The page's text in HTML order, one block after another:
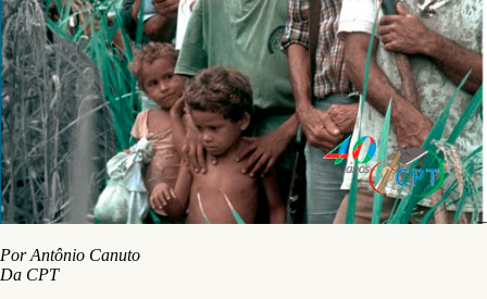
Por Antônio Canuto
Da CPT